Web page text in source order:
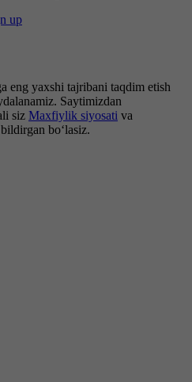
up
eng yaxshi tajribani taqdim etish
Saytimizdan
siz Maxfiylik siyosati va
bo‘lasiz.